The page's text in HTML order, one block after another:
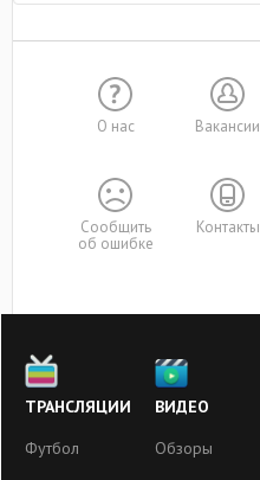
О нас Вакансии
Сообщить
об ошибке
Контакты
ТРАНСЛЯЦИИ
Футбол
ВИДЕО
Обзоры